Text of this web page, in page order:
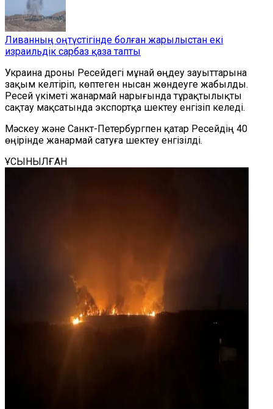
Ливанның оңтүстігінде болған жарылыстан екі
израильдік сарбаз қаза тапты
Украина дроны Ресейдегі мұнай өңдеу зауыттарына
зақым келтіріп, көптеген нысан жөндеуге жабылды.
Ресей үкіметі жанармай нарығында тұрақтылықты
сақтау мақсатында экспортқа шектеу енгізіп келеді.
Мәскеу және Санкт-Петербургпен қатар Ресейдің 40
өңірінде жанармай сатуға шектеу енгізілді.
ҰСЫНЫЛҒАН